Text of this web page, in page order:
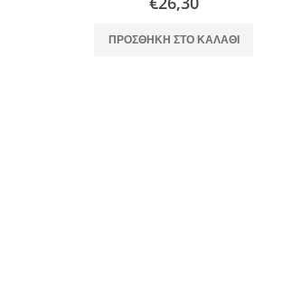
ΠΡΟΣΘΉΚΗ ΣΤΟ ΚΑΛΆΘΙ